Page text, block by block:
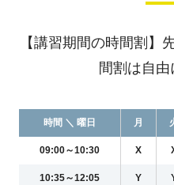
【講習期間の時間割】
間割は自由
時間 ＼ 曜日 月
09:00～10:30 X
10:35～12:05 Y